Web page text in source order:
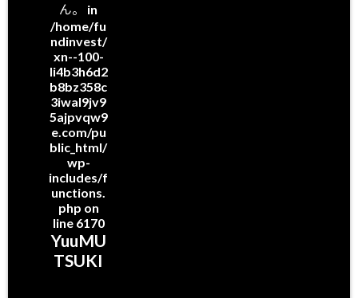
ん。 in
/home/fu
ndinvest/
xn--100-
li4b3h6d2
b8bz358c
3iwal9jv9
5ajpvqw9
e.com/pu
blic_html/
wp-
includes/f
unctions.
php on
line 6170
YuuMU
TSUKI